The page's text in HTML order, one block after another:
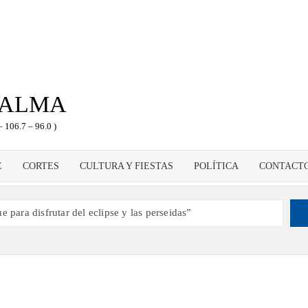
106.7 – 96.0 )
CORTES CULTURA Y FIESTAS POLÍTICA
para disfrutar del eclipse y las perseidas”